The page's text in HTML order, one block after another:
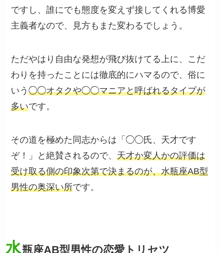
ですし、誰にでも態度を変えず接してくれる博愛
主義者なので、見方もまた変わるでしょう。
ただやはり自由な発想が飛び抜けてる上に、こだ
わりを持ったことには徹底的にハマるので、俗に
いう◯◯オタクや◯◯マニアと呼ばれるタイプが
多いです。
その道を極めた同志からは「◯◯氏、天才です
ぞ！」と絶賛されるので、天才か変人かの評価は
受け取る側の印象次第で決まるのが、水瓶座AB型
男性の奥深い所です。
水瓶座AB型男性の恋愛トリセツ